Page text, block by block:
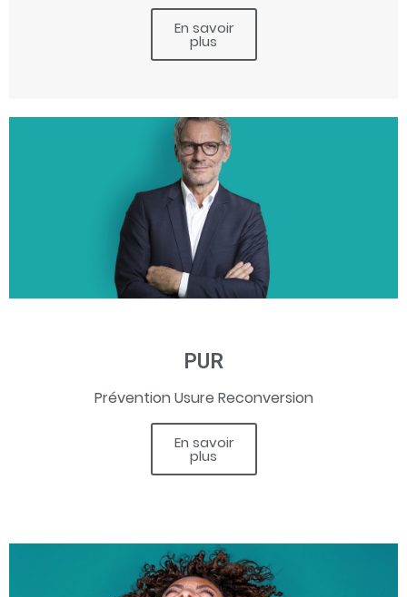
En savoir
plus
PUR
Prévention Usure Reconversion
En savoir
plus